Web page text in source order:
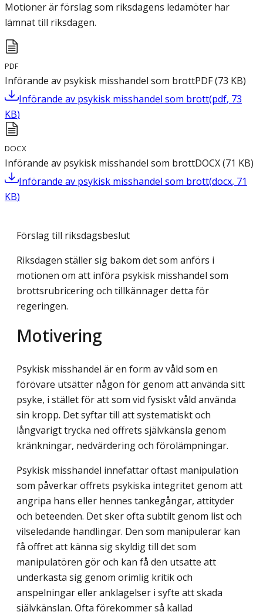
Motioner är förslag som riksdagens ledamöter har
lämnat till riksdagen.
PDF
Införande av psykisk misshandel som brottPDF(73 KB)
Införande av psykisk misshandel som brott(pdf, 73
KB)
DOCX
Införande av psykisk misshandel som brottDOCX(71 KB)
Införande av psykisk misshandel som brott(docx, 71
KB)
Förslag till riksdagsbeslut
Riksdagen ställer sig bakom det som anförs i
motionen om att införa psykisk misshandel som
brottsrubricering och tillkännager detta för
regeringen.
Motivering
Psykisk misshandel är en form av våld som en
förövare utsätter någon för genom att använda sitt
psyke, i stället för att som vid fysiskt våld använda
sin kropp. Det syftar till att systematiskt och
långvarigt trycka ned offrets självkänsla genom
kränkningar, ned­värdering och förolämpningar.
Psykisk misshandel innefattar oftast manipulation
som påverkar offrets psykiska integritet genom att
angripa hans eller hennes tankegångar, attityder
och beteenden. Det sker ofta subtilt genom list och
vilseledande handlingar. Den som manipulerar kan
få offret att känna sig skyldig till det som
manipulatören gör och kan få den utsatte att
underkasta sig genom orimlig kritik och
anspelningar eller anklagelser i syfte att skada
självkänslan. Ofta förekommer så kallad